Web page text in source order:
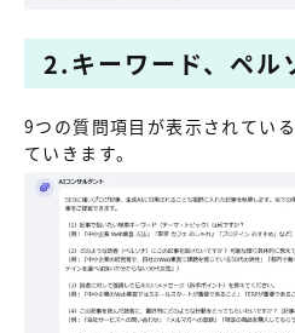
2.キーワード、ペル
9つの質問項目が表示されてい
ていきます。